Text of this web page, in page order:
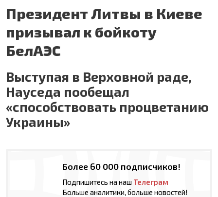
Президент Литвы в Киеве
призывал к бойкоту
БелАЭС
Выступая в Верховной раде,
Науседа пообещал
«способствовать процветанию
Украины»
Более 60 000 подписчиков!
Подпишитесь на наш Телеграм
Больше аналитики, больше новостей!